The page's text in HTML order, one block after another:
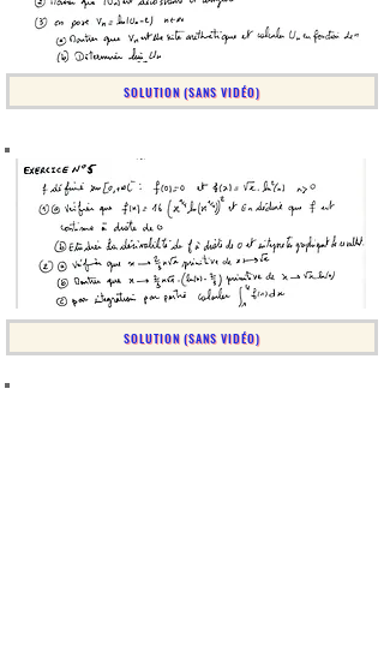
SOLUTION (SANS VIDÉO)
SOLUTION (SANS VIDÉO)